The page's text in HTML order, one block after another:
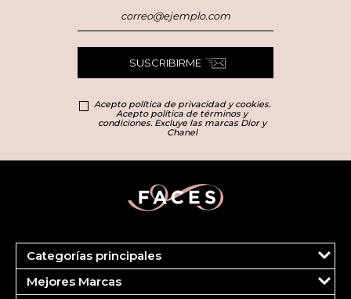
SUSCRIBIRME
Acepto política de privacidad y cookies.
Acepto política de términos y
condiciones. Excluye las marcas Dior y
Chanel
Categorías principales
Marcas
Dior
Mejores Marcas